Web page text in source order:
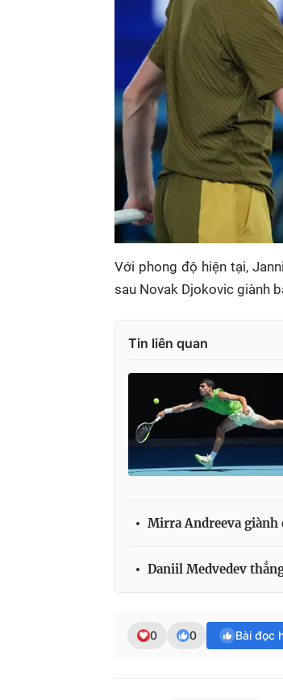
Với phong độ hiện tại,
sau Novak Djokovic giành
Tin liên quan
Mirra Andreeva giành
Daniil Medvedev
0 0 Bài đọc